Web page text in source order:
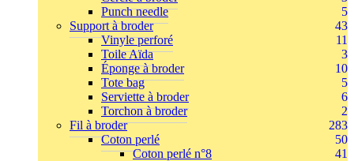
Punch needle
5
Support à broder
43
Vinyle perforé
11
Toile Aïda
3
Éponge à broder
10
Tote bag
5
Serviette à broder
6
Torchon à broder
2
Fil à broder
283
Coton perlé
50
Coton perlé n°8
41